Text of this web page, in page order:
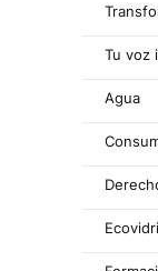
Tu voz
Agua